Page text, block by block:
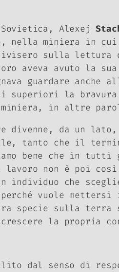
Sovietica, Alexej
nella miniera in
sulla lettura
aveva avuto la
guardare anche
superiori la
in altre
divenne, da un
tanto che il
bene che in
non è poi
individuo che
vuole
specie sulla
la propria
dal senso di